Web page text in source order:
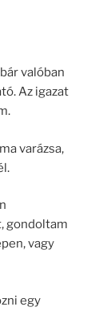
valóban
Az igazat
varázsa,
gondoltam
vagy
egy